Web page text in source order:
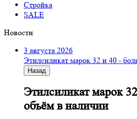
Стройка
SALE
Новости
3 августа 2026
Этилсиликат марок 32 и 40 -
Назад
Этилсиликат марок
объём в наличии